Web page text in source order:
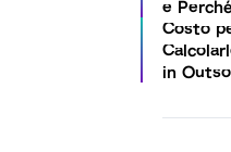
e
Costo
in